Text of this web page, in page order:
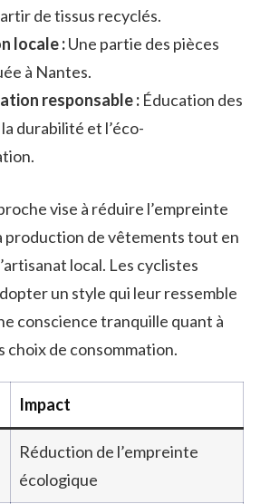
de tissus recyclés.
locale :Une partie des pièces
à Nantes.
responsable : Éducation des
durabilité et l’éco-
vise à réduire l’empreinte
production de vêtements tout en
local. Les cyclistes
un style qui leur ressemble
conscience tranquille quant à
choix de consommation.
Impact
Réduction de l’empreinte
écologique